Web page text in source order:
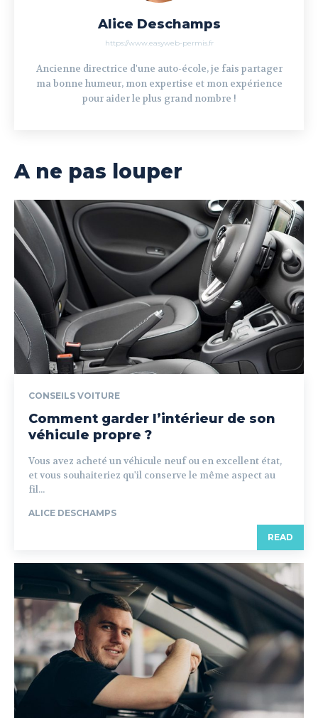
Alice Deschamps
https://www.easyweb-permis.fr
Ancienne directrice d'une auto-école, je fais partager
ma bonne humeur, mon expertise et mon expérience
pour aider le plus grand nombre !
A ne pas louper
CONSEILS VOITURE
Comment garder l’intérieur de son
véhicule propre ?
Vous avez acheté un véhicule neuf ou en excellent état,
et vous souhaiteriez qu'il conserve le même aspect au
fil...
ALICE DESCHAMPS
READ